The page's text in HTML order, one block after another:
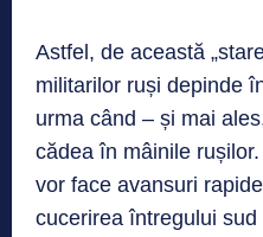
Astfel, de această
militarilor ruși depinde
urma când – și mai
cădea în mâinile
vor face avansuri
cucerirea întregului